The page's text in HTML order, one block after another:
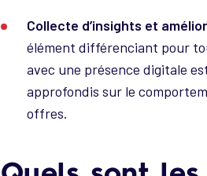
Collecte d’insights et
élément différenciant pour
avec une présence digitale
approfondis sur le
offres.